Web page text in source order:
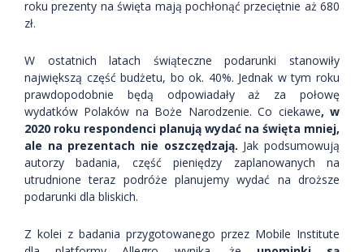
roku prezenty na święta mają pochłonąć przeciętnie aż 680
zł.
W ostatnich latach świąteczne podarunki stanowiły
największą część budżetu, bo ok. 40%. Jednak w tym roku
prawdopodobnie będą odpowiadały aż za połowę
wydatków Polaków na Boże Narodzenie. Co ciekawe, w
2020 roku respondenci planują wydać na święta mniej,
ale na prezentach nie oszczędzają. Jak podsumowują
autorzy badania, część pieniędzy zaplanowanych na
utrudnione teraz podróże planujemy wydać na droższe
podarunki dla bliskich.
Z kolei z badania przygotowanego przez Mobile Institute